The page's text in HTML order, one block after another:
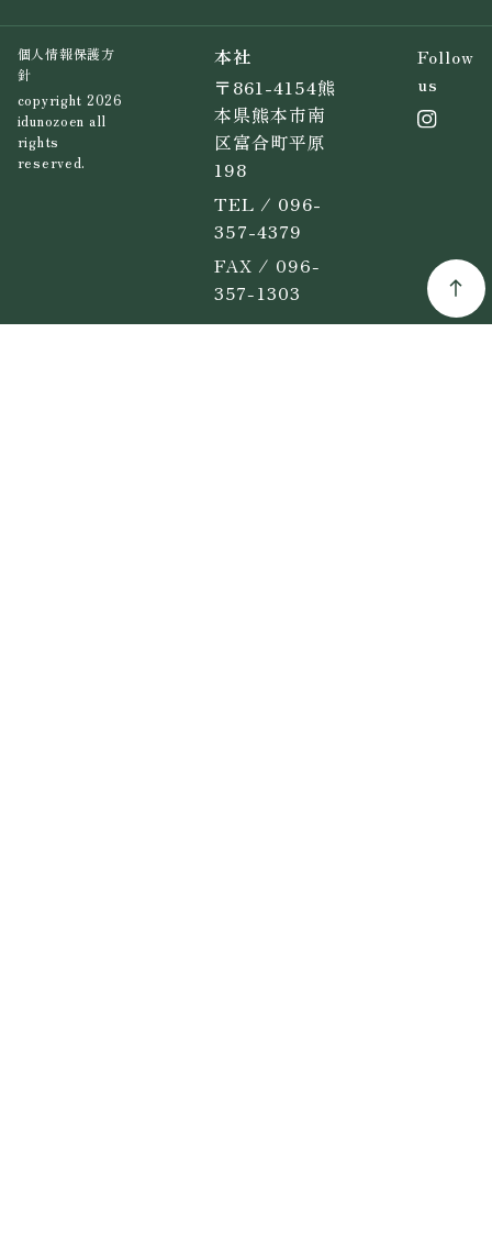
個人情報保護方
針
copyright 2026
idunozoen all
rights
reserved.
本社
〒861-4154熊
本県熊本市南
区富合町平原
198
TEL / 096-
357-4379
FAX / 096-
357-1303
Follow
us